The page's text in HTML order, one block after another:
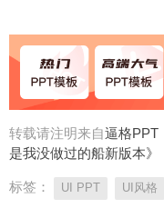
转载请注明来自逼格PPT
是我没做过的船新版本》
标签： UI PPT UI风格